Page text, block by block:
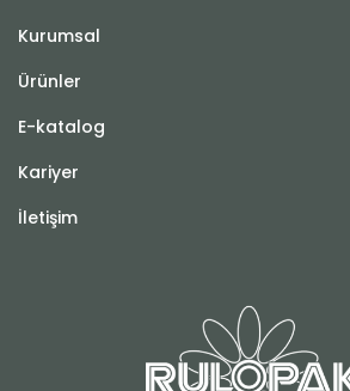
Kurumsal
Ürünler
E-katalog
Kariyer
İletişim